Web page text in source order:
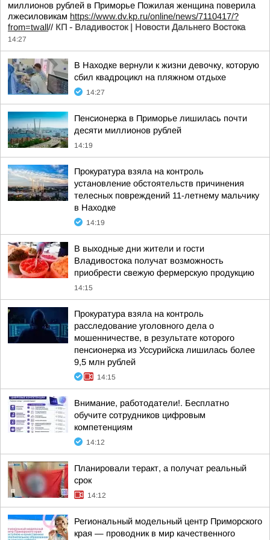
миллионов рублей в Приморье Пожилая женщина поверила
лжесиловикам https://www.dv.kp.ru/online/news/7110417/?
from=twall// КП - Владивосток | Новости Дальнего Востока
14:27
В Находке вернули к жизни девочку, которую
сбил квадроцикл на пляжном отдыхе
14:27
Пенсионерка в Приморье лишилась почти
десяти миллионов рублей
14:19
Прокуратура взяла на контроль
установление обстоятельств причинения
телесных повреждений 11-летнему мальчику
в Находке
14:19
В выходные дни жители и гости
Владивостока получат возможность
приобрести свежую фермерскую продукцию
14:15
Прокуратура взяла на контроль
расследование уголовного дела о
мошенничестве, в результате которого
пенсионерка из Уссурийска лишилась более
9,5 млн рублей
14:15
Внимание, работодатели!. Бесплатно
обучите сотрудников цифровым
компетенциям
14:12
Планировали теракт, а получат реальный
срок
14:12
Региональный модельный центр Приморского
края — проводник в мир качественного